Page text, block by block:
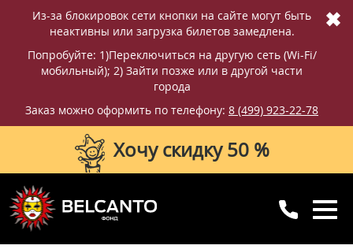
Из-за блокировок сети кнопки на сайте могут быть
неактивны или загрузка билетов замедлена.
Попробуйте: 1)Переключиться на другую сеть (Wi-Fi/
мобильный); 2) Зайти позже или в другой части
города
Заказ можно оформить по телефону: 8 (499) 923-22-78
✖
Хочу скидку 50 %